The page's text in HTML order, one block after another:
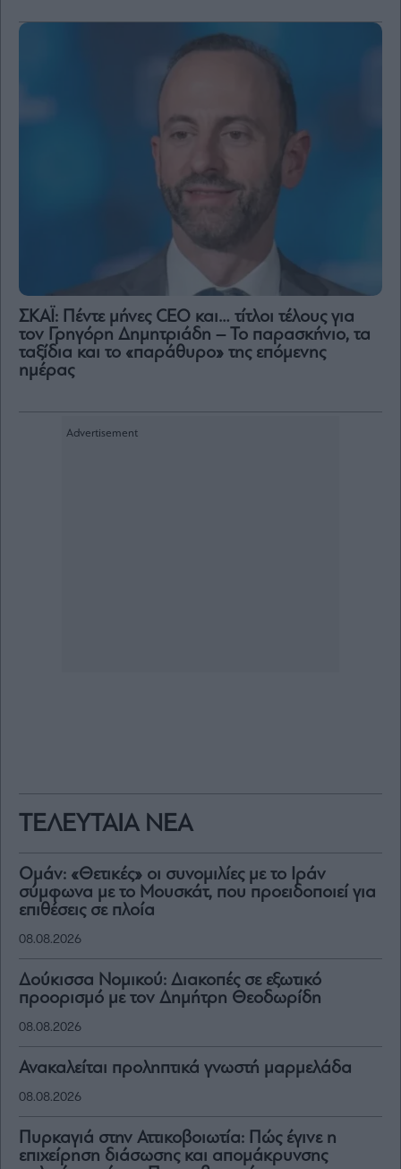
ΤΕΛΕΥΤΑΙΑ ΝΕΑ
Ομάν: «Θετικές» οι συνομιλίες με το Ιράν
σύμφωνα με το Μουσκάτ, που προειδοποιεί για
επιθέσεις σε πλοία
08.08.2026
Δούκισσα Νομικού: Διακοπές σε εξωτικό
προορισμό με τον Δημήτρη Θεοδωρίδη
08.08.2026
Ανακαλείται προληπτικά γνωστή μαρμελάδα
08.08.2026
Πυρκαγιά στην Αττικοβοιωτία: Πώς έγινε η
επιχείρηση διάσωσης και απομάκρυνσης
ΣΚΑΪ: Πέντε μήνες CEO και… τίτλοι τέλους για
τον Γρηγόρη Δημητριάδη – Το παρασκήνιο, τα
ταξίδια και το «παράθυρο» της επόμενης
ημέρας